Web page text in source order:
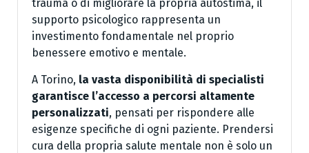
trauma o di migliorare la propria autostima, il
supporto psicologico rappresenta un
investimento fondamentale nel proprio
benessere emotivo e mentale.
A Torino, la vasta disponibilità di specialisti
garantisce l’accesso a percorsi altamente
personalizzati, pensati per rispondere alle
esigenze specifiche di ogni paziente. Prendersi
cura della propria salute mentale non è solo un